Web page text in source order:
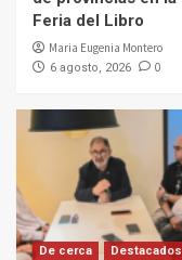
Feria del Libro
Maria Eugenia Montero
6 agosto, 2026 0
De cerca Destacados